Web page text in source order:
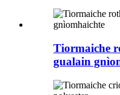
Tiormaiche
gualain